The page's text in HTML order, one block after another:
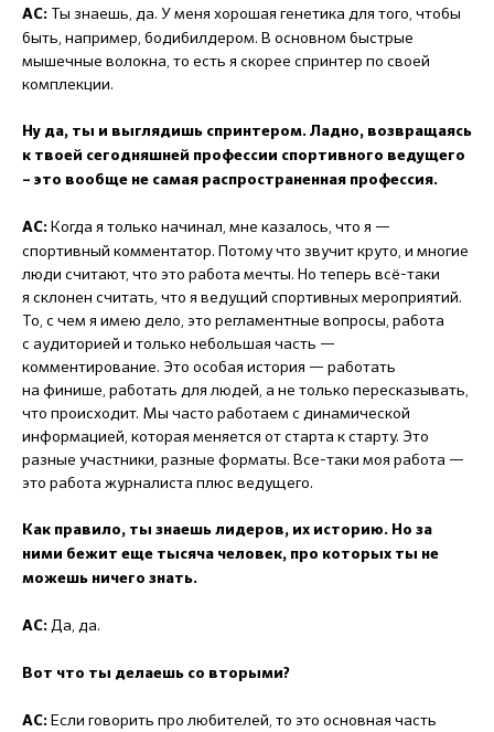
АС: Ты знаешь, да. У меня хорошая генетика для того, чтобы
быть, например, бодибилдером. В основном быстрые
мышечные волокна, то есть я скорее спринтер по своей
комплекции.
Ну да, ты и выглядишь спринтером. Ладно, возвращаясь
к твоей сегодняшней профессии спортивного ведущего
– это вообще не самая распространенная профессия.
АС: Когда я только начинал, мне казалось, что я —
спортивный комментатор. Потому что звучит круто, и многие
люди считают, что это работа мечты. Но теперь всё-таки
я склонен считать, что я ведущий спортивных мероприятий.
То, с чем я имею дело, это регламентные вопросы, работа
с аудиторией и только небольшая часть —
комментирование. Это особая история — работать
на финише, работать для людей, а не только пересказывать,
что происходит. Мы часто работаем с динамической
информацией, которая меняется от старта к старту. Это
разные участники, разные форматы. Все-таки моя работа —
это работа журналиста плюс ведущего.
Как правило, ты знаешь лидеров, их историю. Но за
ними бежит еще тысяча человек, про которых ты не
можешь ничего знать.
АС: Да, да.
Вот что ты делаешь со вторыми?
АС: Если говорить про любителей, то это основная часть